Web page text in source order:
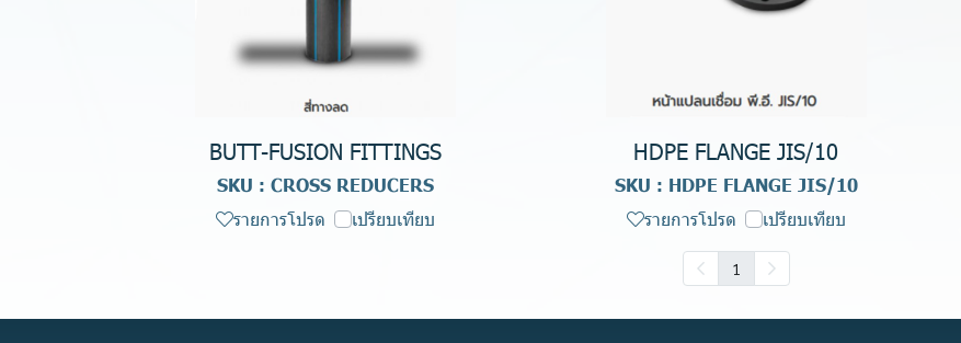
BUTT-FUSION FITTINGS
SKU : CROSS REDUCERS
รายการโปรด เปรียบเทียบ
HDPE FLANGE JIS/10
SKU : HDPE FLANGE JIS/10
รายการโปรด เปรียบเทียบ
1